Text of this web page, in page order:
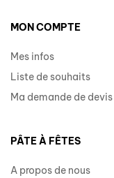
MON COMPTE
Mes infos
Liste de souhaits
Ma demande de devis
PÂTE À FÊTES
A propos de nous